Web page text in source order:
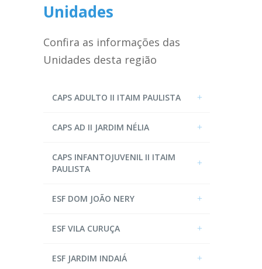
Unidades
Confira as informações das
Unidades desta região
CAPS ADULTO II ITAIM PAULISTA
CAPS AD II JARDIM NÉLIA
CAPS INFANTOJUVENIL II ITAIM
PAULISTA
ESF DOM JOÃO NERY
ESF VILA CURUÇA
ESF JARDIM INDAIÁ